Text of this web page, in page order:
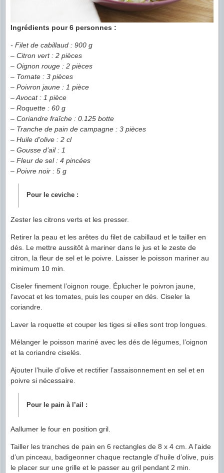
Ingrédients pour 6 personnes :
- Filet de cabillaud : 900 g
– Citron vert : 2 pièces
– Oignon rouge : 2 pièces
– Tomate : 3 pièces
– Poivron jaune : 1 pièce
– Avocat : 1 pièce
– Roquette : 60 g
– Coriandre fraîche : 0.125 botte
– Tranche de pain de campagne : 3 pièces
– Huile d’olive : 2 cl
– Gousse d’ail : 1
– Fleur de sel : 4 pincées
– Poivre noir : 5 g
Pour le ceviche :
Zester les citrons verts et les presser.
Retirer la peau et les arêtes du filet de cabillaud et le tailler en
dés. Le mettre aussitôt à mariner dans le jus et le zeste de
citron, la fleur de sel et le poivre. Laisser le poisson mariner au
minimum 10 min.
Ciseler finement l’oignon rouge. Éplucher le poivron jaune,
l’avocat et les tomates, puis les couper en dés. Ciseler la
coriandre.
Laver la roquette et couper les tiges si elles sont trop longues.
Mélanger le poisson mariné avec les dés de légumes, l’oignon
et la coriandre ciselés.
Ajouter l’huile d’olive et rectifier l’assaisonnement en sel et en
poivre si nécessaire.
Pour le pain à l’ail :
Aallumer le four en position gril.
Tailler les tranches de pain en 6 rectangles de 8 x 4 cm. A l’aide
d’un pinceau, badigeonner chaque rectangle d’huile d’olive, puis
le placer sur une grille et le passer au gril pendant 2 min.